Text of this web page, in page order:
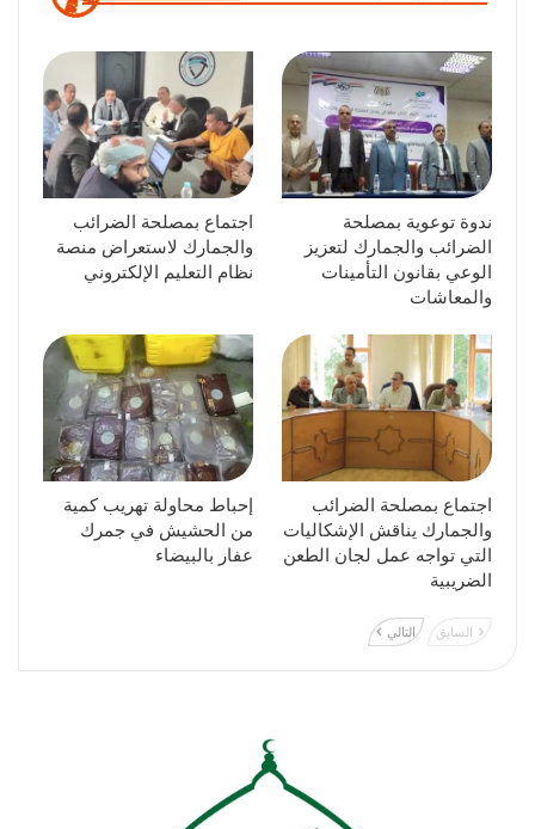
ندوة توعوية بمصلحة
الضرائب والجمارك لتعزيز
الوعي بقانون التأمينات
والمعاشات
اجتماع بمصلحة الضرائب
والجمارك لاستعراض منصة
نظام التعليم الإلكتروني
اجتماع بمصلحة الضرائب
والجمارك يناقش الإشكاليات
التي تواجه عمل لجان الطعن
الضريبية
إحباط محاولة تهريب كمية
من الحشيش في جمرك
عفار بالبيضاء
السابق التالي